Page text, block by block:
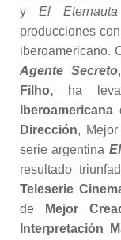
y El Eternauta
producciones
iberoamericano.
Agente Secreto
Filho, ha
Dirección,
serie argentina
resultado
Teleserie
de
Mejor
Interpretación